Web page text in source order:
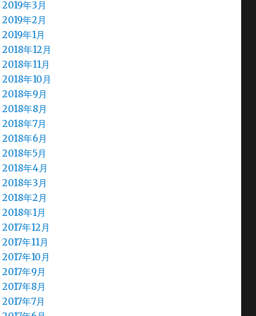
2019年3月
2019年2月
2019年1月
2018年12月
2018年11月
2018年10月
2018年9月
2018年8月
2018年7月
2018年6月
2018年5月
2018年4月
2018年3月
2018年2月
2018年1月
2017年12月
2017年11月
2017年10月
2017年9月
2017年8月
2017年7月